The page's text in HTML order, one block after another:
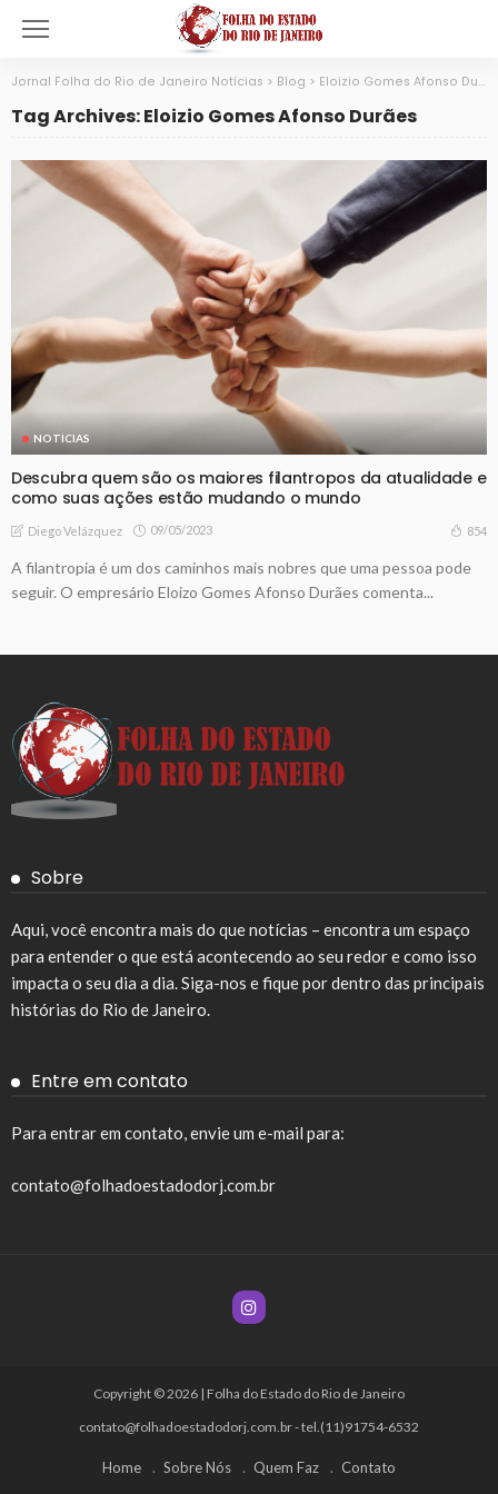
Jornal Folha do Rio de Janeiro Notícias > Blog > Eloizio Gomes Afonso Durães
Tag Archives: Eloizio Gomes Afonso Durães
NOTICIAS
Descubra quem são os maiores filantropos da atualidade e
como suas ações estão mudando o mundo
Diego Velázquez 09/05/2023 854
A filantropia é um dos caminhos mais nobres que uma pessoa pode
seguir. O empresário Eloizo Gomes Afonso Durães comenta...
Sobre
Aqui, você encontra mais do que notícias – encontra um espaço
para entender o que está acontecendo ao seu redor e como isso
impacta o seu dia a dia. Siga-nos e fique por dentro das principais
histórias do Rio de Janeiro.
Entre em contato
Para entrar em contato, envie um e-mail para:
contato@folhadoestadodorj.com.br
Copyright © 2026 | Folha do Estado do Rio de Janeiro
contato@folhadoestadodorj.com.br- tel.(11)91754-6532
Home Sobre Nós Quem Faz Contato